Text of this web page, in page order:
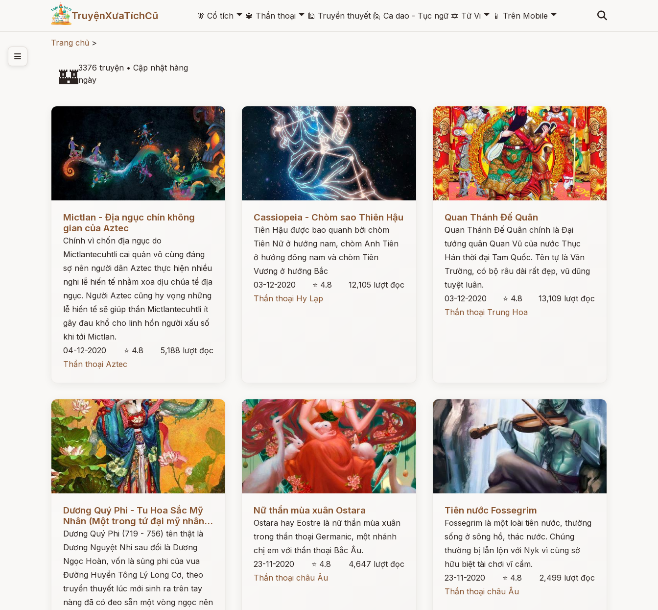
TruyệnXưaTíchCũ 🧚 Cổ tích 🞃 🔱 Thần thoại 🞃 🕌 Truyền thuyết 🙋 Ca dao - Tục ngữ 🔯 Tử Vi 🞃 📱 Trên Mobile 🞃
Trang chủ >
🏰3376 truyện • Cập nhật hàng
ngày
Mictlan - Địa ngục chín không
gian của Aztec
Chính vì chốn địa ngục do
Mictlantecuhtli cai quản vô cùng đáng
sợ nên người dân Aztec thực hiện nhiều
nghi lễ hiến tế nhằm xoa dịu chúa tể địa
ngục. Người Aztec cũng hy vọng những
lễ hiến tế sẽ giúp thần Mictlantecuhtli ít
gây đau khổ cho linh hồn người xấu số
khi tới Mictlan.
04-12-2020
⭐ 4.8
5,188 lượt đọc
Thần thoại Aztec
Cassiopeia - Chòm sao Thiên Hậu
Tiên Hậu được bao quanh bởi chòm
Tiên Nữ ở hướng nam, chòm Anh Tiên
ở hướng đông nam và chòm Tiên
Vương ở hướng Bắc
03-12-2020
⭐ 4.8
12,105 lượt đọc
Thần thoại Hy Lạp
Quan Thánh Đế Quân
Quan Thánh Đế Quân chính là Đại
tướng quân Quan Vũ của nước Thục
Hán thời đại Tam Quốc. Tên tự là Vân
Trường, có bộ râu dài rất đẹp, vũ dũng
tuyệt luân.
03-12-2020
⭐ 4.8
13,109 lượt đọc
Thần thoại Trung Hoa
Dương Quý Phi - Tu Hoa Sắc Mỹ
Nhân (Một trong tứ đại mỹ nhân...
Dương Quý Phi (719 - 756) tên thật là
Dương Nguyệt Nhi sau đổi là Dương
Ngọc Hoàn, vốn là sủng phi của vua
Đường Huyền Tông Lý Long Cơ, theo
truyền thuyết lúc mới sinh ra trên tay
nàng đã có đeo sẵn một vòng ngọc nên
Nữ thần mùa xuân Ostara
Ostara hay Eostre là nữ thần mùa xuân
trong thần thoại Germanic, một nhánh
chị em với thần thoại Bắc Âu.
23-11-2020
⭐ 4.8
4,647 lượt đọc
Thần thoại châu Âu
Tiên nước Fossegrim
Fossegrim là một loài tiên nước, thường
sống ở sông hồ, thác nước. Chúng
thường bị lẫn lộn với Nyk vì cùng sở
hữu biệt tài chơi vĩ cầm.
23-11-2020
⭐ 4.8
2,499 lượt đọc
Thần thoại châu Âu